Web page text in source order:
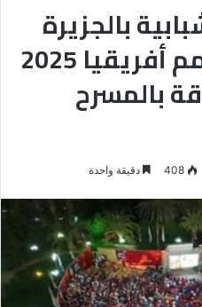
بالجزيرة
يعرض مباريات أمم أفريقيا 2025
بالمسرح
408 دقيقة واحدة